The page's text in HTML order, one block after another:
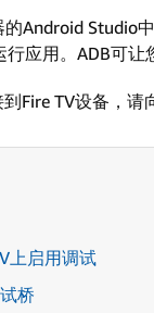
Android Studio
应用。ADB可让
Fire TV设备，请
上启用调试
桥